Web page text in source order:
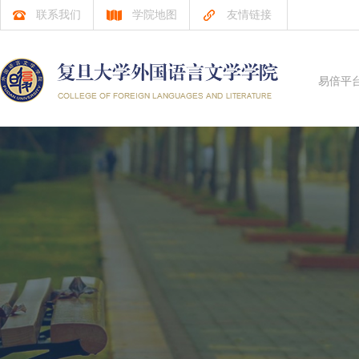
联系我们 学院地图 友情链接
易倍平